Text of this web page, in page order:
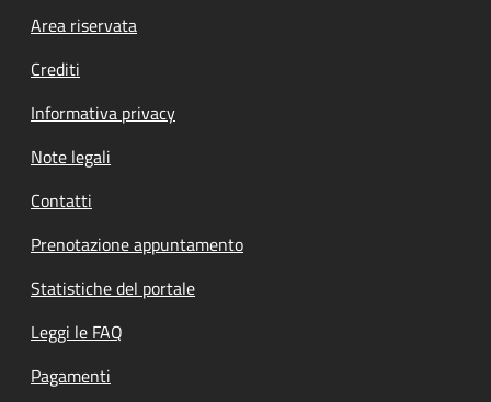
Footer menu
Area riservata
Crediti
Informativa privacy
Note legali
Contatti
Prenotazione appuntamento
Statistiche del portale
Leggi le FAQ
Pagamenti